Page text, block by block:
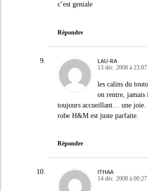
c’est geniale
Répondre
LAU-RA
13 déc. 2008 à 23:07
les calins du
on rentre, jamais
toujours accueillant… une joie.
robe H&M est juste parfaite.
Répondre
ITHAA
14 déc. 2008 à 00:27